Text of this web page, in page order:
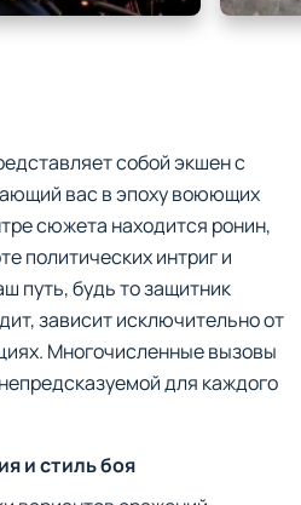
собой экшен с
вас в эпоху воюющих
сюжета находится ронин,
политических интриг и
путь, будь то защитник
зависит исключительно от
Многочисленные вызовы
для каждого
и стиль боя